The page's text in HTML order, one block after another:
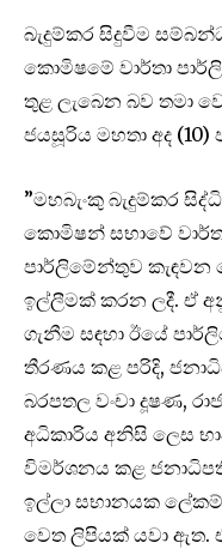
බැදුම්කර සිදුවීම
කොමිෂමේ වාර්තා
තුළ ලැබෙන බව තමා
ජයසූරිය මහතා අද (10)
”මහබැංකු බැදුම්කර
කොමිෂන් සභාවේ
පාර්ලිමේන්තුව කැඳවන
ඉල්ලීමක් කරන ලදී. ඒ
ගැනීම සඳහා ඊයේ
තීරණය කළ පරිදි,
බරපතල වංචා දූෂණ,
අධිකාරිය අනිසි ලෙස
විමර්ශනය කළ
ඉල්ලා සභානයක
වෙත ලිපියක් යවා ඇත.